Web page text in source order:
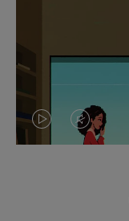
LA LE